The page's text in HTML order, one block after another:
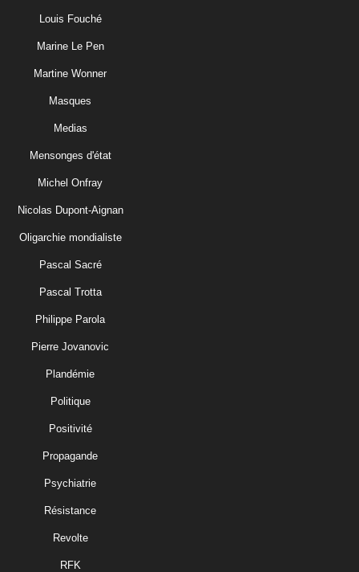
Louis Fouché
Marine Le Pen
Martine Wonner
Masques
Medias
Mensonges d'état
Michel Onfray
Nicolas Dupont-Aignan
Oligarchie mondialiste
Pascal Sacré
Pascal Trotta
Philippe Parola
Pierre Jovanovic
Plandémie
Politique
Positivité
Propagande
Psychiatrie
Résistance
Revolte
RFK